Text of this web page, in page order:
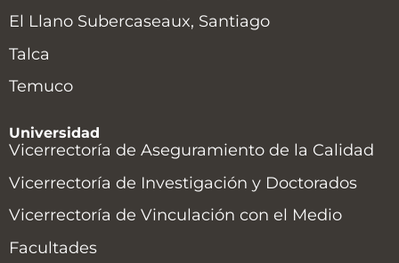
El Llano Subercaseaux, Santiago
Talca
Temuco
Universidad
Vicerrectoría de Aseguramiento de la Calidad
Vicerrectoría de Investigación y Doctorados
Vicerrectoría de Vinculación con el Medio
Facultades